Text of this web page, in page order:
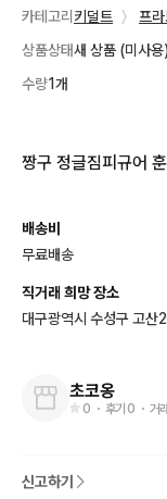
카테고리 키덜트 〉
프
상품상태새 상품 (미사용)
수량1개
짱구 정글짐피규어
배송비
무료배송
직거래 희망 장소
대구광역시 수성구 고산
초코옹
0 ・ 후기 0 ・ 거
신고하기